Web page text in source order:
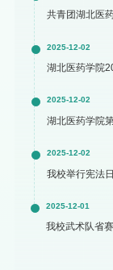
共青团湖北医
2025-12-02
湖北医药学院
2025-12-02
湖北医药学院
2025-12-02
我校举行宪法
2025-12-01
我校武术队省